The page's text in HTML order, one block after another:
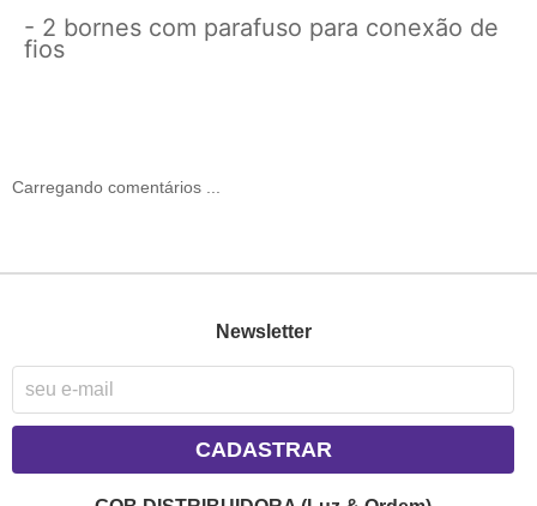
- 2 bornes com parafuso para conexão de
fios
Carregando comentários ...
Newsletter
CADASTRAR